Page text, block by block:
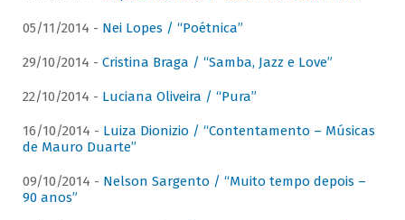
05/11/2014 - Nei Lopes / “Poétnica”
29/10/2014 - Cristina Braga / “Samba, Jazz e Love”
22/10/2014 - Luciana Oliveira / “Pura”
16/10/2014 - Luiza Dionizio / “Contentamento – Músicas
de Mauro Duarte”
09/10/2014 - Nelson Sargento / “Muito tempo depois –
90 anos”